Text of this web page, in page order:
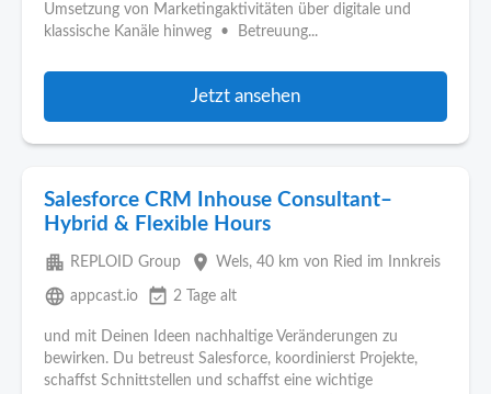
Umsetzung von Marketingaktivitäten über digitale und
klassische Kanäle hinweg • Betreuung...
Jetzt ansehen
Salesforce CRM Inhouse Consultant–
Hybrid & Flexible Hours
apartment REPLOID Group place Wels, 40 km von Ried im Innkreis
language appcast.io event_available 2 Tage alt
und mit Deinen Ideen nachhaltige Veränderungen zu
bewirken. Du betreust Salesforce, koordinierst Projekte,
schaffst Schnittstellen und schaffst eine wichtige